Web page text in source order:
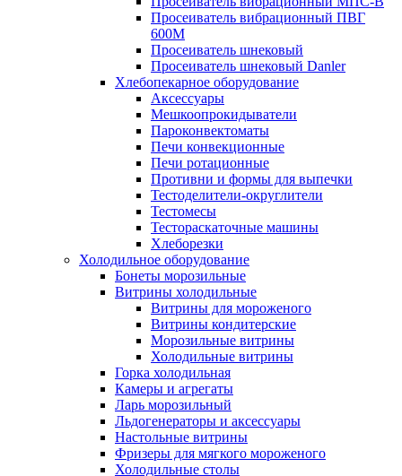
Просеиватель вибрационный ПВГ
600М
Просеиватель шнековый
Просеиватель шнековый Danler
Хлебопекарное оборудование
Аксессуары
Мешкоопрокидыватели
Пароконвектоматы
Печи конвекционные
Печи ротационные
Противни и формы для выпечки
Тестоделители-округлители
Тестомесы
Тестораскаточные машины
Хлеборезки
Холодильное оборудование
Бонеты морозильные
Витрины холодильные
Витрины для мороженого
Витрины кондитерские
Морозильные витрины
Холодильные витрины
Горка холодильная
Камеры и агрегаты
Ларь морозильный
Льдогенераторы и аксессуары
Настольные витрины
Фризеры для мягкого мороженого
Холодильные столы